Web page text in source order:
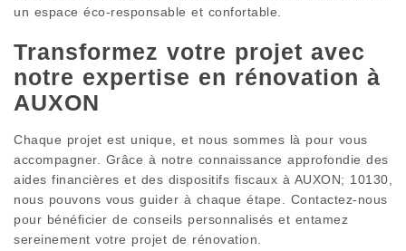
un espace éco-responsable et confortable.
Transformez votre projet avec
notre expertise en rénovation à
AUXON
Chaque projet est unique, et nous sommes là pour vous
accompagner. Grâce à notre connaissance approfondie des
aides financières et des dispositifs fiscaux à AUXON; 10130,
nous pouvons vous guider à chaque étape. Contactez-nous
pour bénéficier de conseils personnalisés et entamez
sereinement votre projet de rénovation.